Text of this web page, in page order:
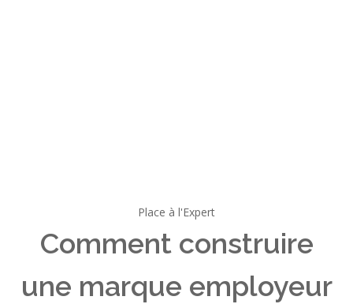
Place à l'Expert
Comment construire
une marque employeur